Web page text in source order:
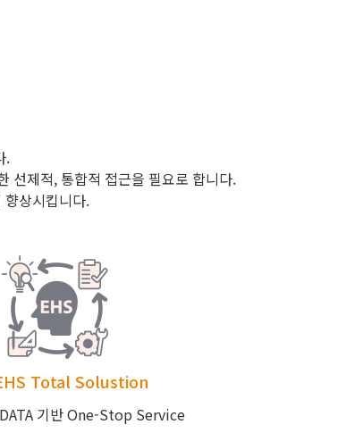
.
선제적, 통합적 접근을 필요로 합니다.
상시킵니다.
Total Solustion
기반 One-Stop Service